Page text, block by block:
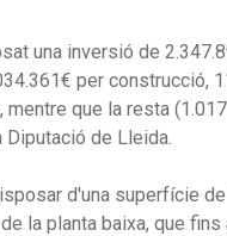
una inversió de
per
que la resta
de Lleida.
d'una superfície
la planta baixa, que